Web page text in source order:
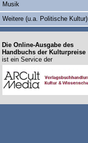
Musik
Weitere (u.a. Politische Kultur)
Die Online-Ausgabe des
Handbuchs der Kulturpreise
ist ein Service der